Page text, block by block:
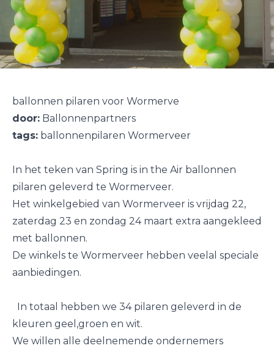
ballonnen pilaren voor Wormerve
door: Ballonnenpartners
tags: ballonnenpilaren Wormerveer
In het teken van Spring is in the Air ballonnen
pilaren geleverd te Wormerveer.
Het winkelgebied van Wormerveer is vrijdag 22,
zaterdag 23 en zondag 24 maart extra aangekleed
met ballonnen.
De winkels te Wormerveer hebben veelal speciale
aanbiedingen.
In totaal hebben we 34 pilaren geleverd in de
kleuren geel,groen en wit.
We willen alle deelnemende ondernemers